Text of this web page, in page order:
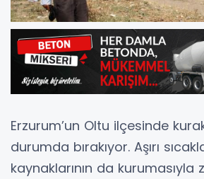
Erzurum’un Oltu ilçesinde
durumda bırakıyor. Aşırı
kaynaklarının da kurumasıyla